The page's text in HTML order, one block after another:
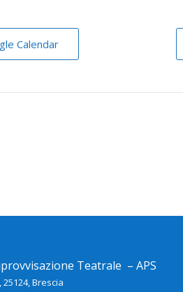
Calendar
Teatrale – APS
Brescia